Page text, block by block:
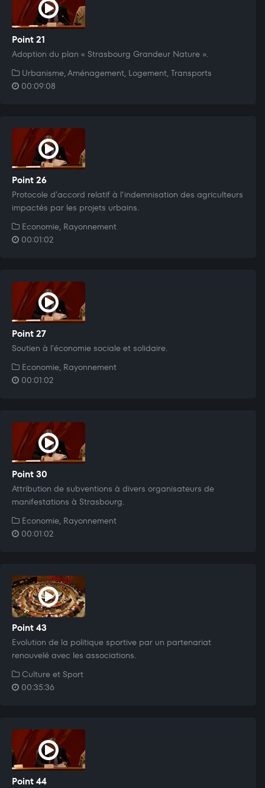
Point 21
Adoption du plan « Strasbourg Grandeur Nature ».
Urbanisme, Aménagement, Logement, Transports
00:09:08
Point 26
Protocole d’accord relatif à l’indemnisation des agriculteurs
impactés par les projets urbains.
Economie, Rayonnement
00:01:02
Point 27
Soutien à l'économie sociale et solidaire.
Economie, Rayonnement
00:01:02
Point 30
Attribution de subventions à divers organisateurs de
manifestations à Strasbourg.
Economie, Rayonnement
00:01:02
Point 43
Evolution de la politique sportive par un partenariat
renouvelé avec les associations.
Culture et Sport
00:35:36
Point 44